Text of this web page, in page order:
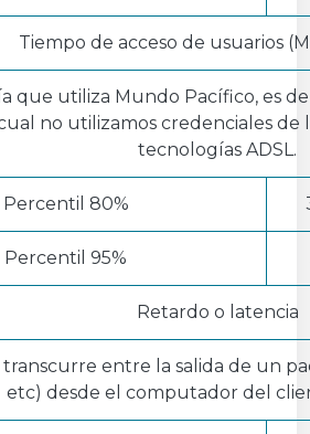
Tiempo de acceso de usuarios
que utiliza Mundo Pacífico, es
no utilizamos credenciales de
tecnologías ADSL.
Percentil 80%
Percentil 95%
Retardo o latencia
entre la salida de un
etc) desde el computador del